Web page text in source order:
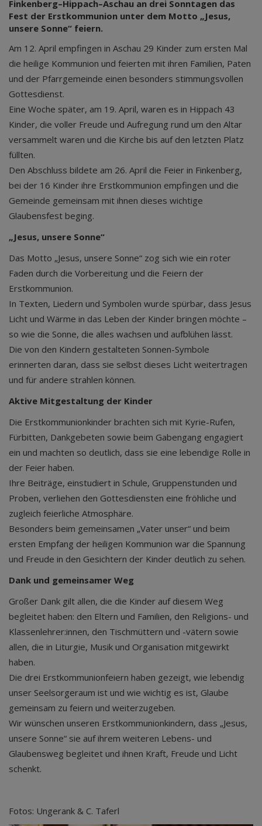
Finkenberg–Hippach–Aschau an drei Sonntagen das
Fest der Erstkommunion unter dem Motto „Jesus,
unsere Sonne“ feiern.
Am 12. April empfingen in Aschau 29 Kinder zum ersten Mal
die heilige Kommunion und feierten mit ihren Familien, Paten
und der Pfarrgemeinde einen besonders stimmungsvollen
Gottesdienst.
Eine Woche später, am 19. April, waren es in Hippach 43
Kinder, die voller Freude und Aufregung rund um den Altar
versammelt waren und die Kirche bis auf den letzten Platz
füllten.
Den Abschluss bildete am 26. April die Feier in Finkenberg,
bei der 16 Kinder ihre Erstkommunion empfingen und die
Gemeinde gemeinsam mit ihnen dieses wichtige
Glaubensfest beging.
„Jesus, unsere Sonne“
Das Motto „Jesus, unsere Sonne“ zog sich wie ein roter
Faden durch die Vorbereitung und die Feiern der
Erstkommunion.
In Texten, Liedern und Symbolen wurde spürbar, dass Jesus
Licht und Wärme in das Leben der Kinder bringen möchte –
so wie die Sonne, die alles wachsen und aufblühen lässt.
Die von den Kindern gestalteten Sonnen-Symbole
erinnerten daran, dass sie selbst dieses Licht weitertragen
und für andere strahlen können.
Aktive Mitgestaltung der Kinder
Die Erstkommunionkinder brachten sich mit Kyrie-Rufen,
Fürbitten, Dankgebeten sowie beim Gabengang engagiert
ein und machten so deutlich, dass sie eine lebendige Rolle in
der Feier haben.
Ihre Beiträge, einstudiert in Schule, Gruppenstunden und
Proben, verliehen den Gottesdiensten eine fröhliche und
zugleich feierliche Atmosphäre.
Besonders beim gemeinsamen „Vater unser“ und beim
ersten Empfang der heiligen Kommunion war die Spannung
und Freude in den Gesichtern der Kinder deutlich zu sehen.
Dank und gemeinsamer Weg
Großer Dank gilt allen, die die Kinder auf diesem Weg
begleitet haben: den Eltern und Familien, den Religions- und
Klassenlehrer:innen, den Tischmüttern und -vätern sowie
allen, die in Liturgie, Musik und Organisation mitgewirkt
haben.
Die drei Erstkommunionfeiern haben gezeigt, wie lebendig
unser Seelsorgeraum ist und wie wichtig es ist, Glaube
gemeinsam zu feiern und weiterzugeben.
Wir wünschen unseren Erstkommunionkindern, dass „Jesus,
unsere Sonne“ sie auf ihrem weiteren Lebens- und
Glaubensweg begleitet und ihnen Kraft, Freude und Licht
schenkt.
Fotos: Ungerank & C. Taferl